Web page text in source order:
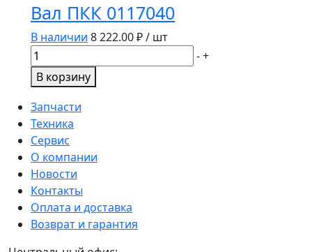
Вал ПКК 0117040
В наличии 8 222.00₽ / шт
Количество
товара
Вал
ПКК
0117040
-+
В корзину
Запчасти
Техника
Сервис
О компании
Новости
Контакты
Оплата и доставка
Возврат и гарантия